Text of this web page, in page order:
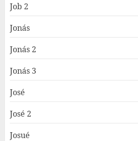
Job 2
Jonás
Jonás 2
Jonás 3
José
José 2
Josué